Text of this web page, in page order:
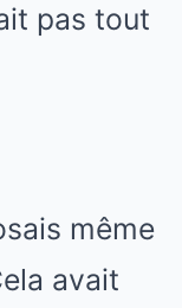
pas tout
même
avait